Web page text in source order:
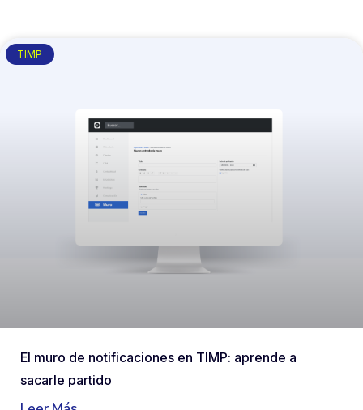
TIMP
El muro de notificaciones en TIMP: aprende a
sacarle partido